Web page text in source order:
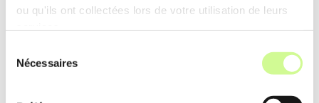
ou qu'ils ont collectées lors de votre utilisation de leurs
Nécessaires
Exemple d’utilisation
préférences des clients sont analysées pour